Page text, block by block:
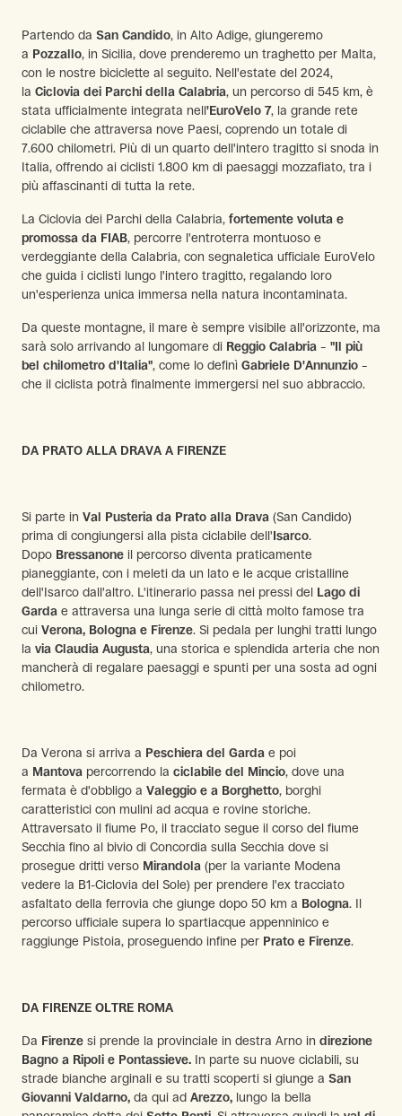
Partendo da San Candido, in Alto Adige, giungeremo
a Pozzallo, in Sicilia, dove prenderemo un traghetto per Malta,
con le nostre biciclette al seguito. Nell'estate del 2024,
la Ciclovia dei Parchi della Calabria, un percorso di 545 km, è
stata ufficialmente integrata nell'EuroVelo 7, la grande rete
ciclabile che attraversa nove Paesi, coprendo un totale di
7.600 chilometri. Più di un quarto dell'intero tragitto si snoda in
Italia, offrendo ai ciclisti 1.800 km di paesaggi mozzafiato, tra i
più affascinanti di tutta la rete.
La Ciclovia dei Parchi della Calabria, fortemente voluta e
promossa da FIAB, percorre l'entroterra montuoso e
verdeggiante della Calabria, con segnaletica ufficiale EuroVelo
che guida i ciclisti lungo l'intero tragitto, regalando loro
un'esperienza unica immersa nella natura incontaminata.
Da queste montagne, il mare è sempre visibile all'orizzonte, ma
sarà solo arrivando al lungomare di Reggio Calabria – "Il più
bel chilometro d'Italia", come lo definì Gabriele D'Annunzio –
che il ciclista potrà finalmente immergersi nel suo abbraccio.
DA PRATO ALLA DRAVA A FIRENZE
Si parte in Val Pusteria da Prato alla Drava (San Candido)
prima di congiungersi alla pista ciclabile dell'Isarco.
Dopo Bressanone il percorso diventa praticamente
pianeggiante, con i meleti da un lato e le acque cristalline
dell'Isarco dall'altro. L'itinerario passa nei pressi del Lago di
Garda e attraversa una lunga serie di città molto famose tra
cui Verona, Bologna e Firenze. Si pedala per lunghi tratti lungo
la via Claudia Augusta, una storica e splendida arteria che non
mancherà di regalare paesaggi e spunti per una sosta ad ogni
chilometro.
Da Verona si arriva a Peschiera del Garda e poi
a Mantova percorrendo la ciclabile del Mincio, dove una
fermata è d'obbligo a Valeggio e a Borghetto, borghi
caratteristici con mulini ad acqua e rovine storiche.
Attraversato il fiume Po, il tracciato segue il corso del fiume
Secchia fino al bivio di Concordia sulla Secchia dove si
prosegue dritti verso Mirandola (per la variante Modena
vedere la B1-Ciclovia del Sole) per prendere l'ex tracciato
asfaltato della ferrovia che giunge dopo 50 km a Bologna. Il
percorso ufficiale supera lo spartiacque appenninico e
raggiunge Pistoia, proseguendo infine per Prato e Firenze.
DA FIRENZE OLTRE ROMA
Da Firenze si prende la provinciale in destra Arno in direzione
Bagno a Ripoli e Pontassieve. In parte su nuove ciclabili, su
strade bianche arginali e su tratti scoperti si giunge a San
Giovanni Valdarno, da qui ad Arezzo, lungo la bella